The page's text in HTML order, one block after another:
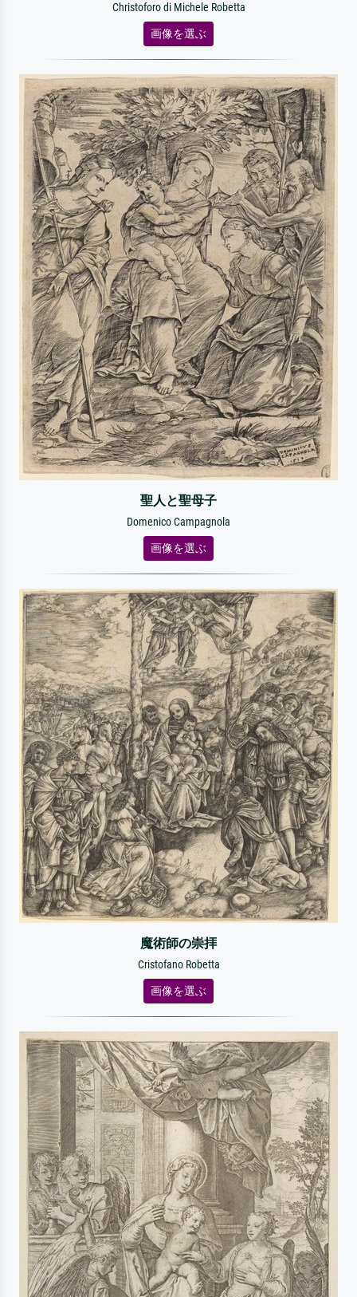
Christoforo di Michele Robetta
画像を選ぶ
聖人と聖母子
Domenico Campagnola
画像を選ぶ
魔術師の崇拝
Cristofano Robetta
画像を選ぶ